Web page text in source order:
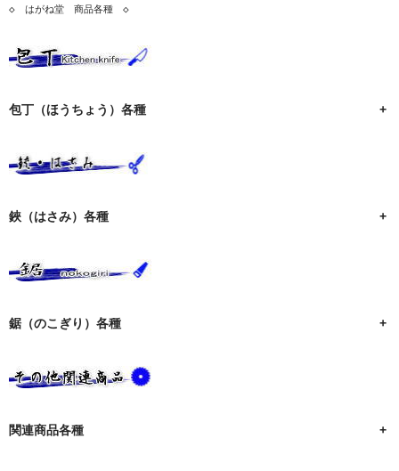
◇　はがね堂　商品各種　◇
包丁（ほうちょう）各種 +
鋏（はさみ）各種 +
鋸（のこぎり）各種 +
関連商品各種 +